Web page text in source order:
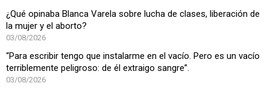
¿Qué opinaba Blanca Varela sobre lucha de clases, liberación de
la mujer y el aborto?
03/08/2026
“Para escribir tengo que instalarme en el vacío. Pero es un vacío
terriblemente peligroso: de él extraigo sangre”.
03/08/2026